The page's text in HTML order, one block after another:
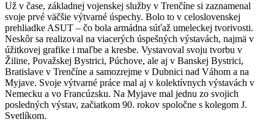
Už v čase, základnej vojenskej služby v Trenčíne si zaznamenal
svoje prvé väčšie výtvarné úspechy. Bolo to v celoslovenskej
prehliadke ASUT – čo bola armádna súťaž umeleckej tvorivosti.
Neskôr sa realizoval na viacerých úspešných výstavách, najmä v
úžitkovej grafike i maľbe a kresbe. Vystavoval svoju tvorbu v
Žiline, Považskej Bystrici, Púchove, ale aj v Banskej Bystrici,
Bratislave v Trenčíne a samozrejme v Dubnici nad Váhom a na
Myjave. Svoje výtvarné práce mal aj v kolektívnych výstavách v
Nemecku a vo Francúzsku. Na Myjave mal jednu zo svojich
posledných výstav, začiatkom 90. rokov spoločne s kolegom J.
Svetlíkom.